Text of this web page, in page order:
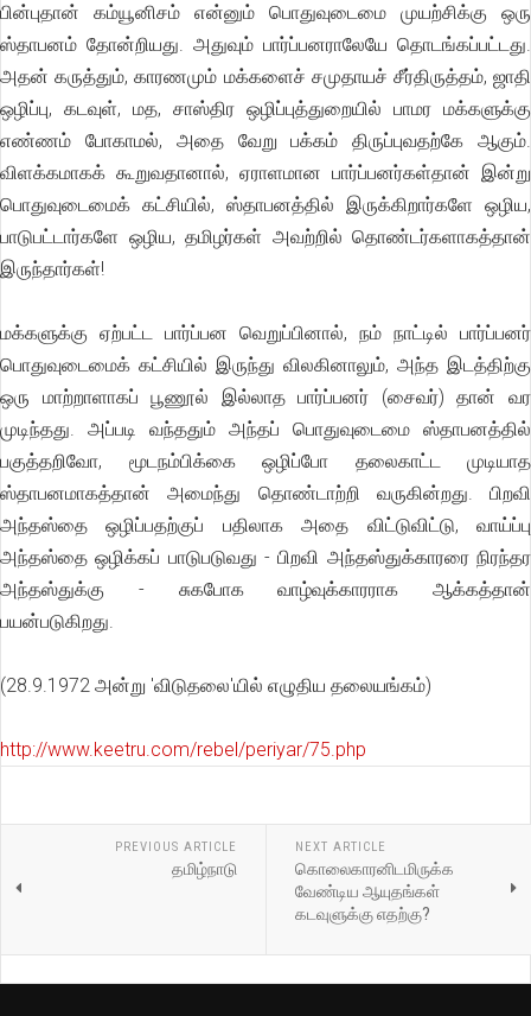
பின்புதான் கம்யூனிசம் என்னும் பொதுவுடைமை முயற்சிக்கு ஒரு
ஸ்தாபனம் தோன்றியது. அதுவும் பார்ப்பனராலேயே தொடங்கப்பட்டது.
அதன் கருத்தும், காரணமும் மக்களைச் சமுதாயச் சீர்திருத்தம், ஜாதி
ஒழிப்பு, கடவுள், மத, சாஸ்திர ஒழிப்புத்துறையில் பாமர மக்களுக்கு
எண்ணம் போகாமல், அதை வேறு பக்கம் திருப்புவதற்கே ஆகும்.
விளக்கமாகக் கூறுவதானால், ஏராளமான பார்ப்பனர்கள்தான் இன்று
பொதுவுடைமைக் கட்சியில், ஸ்தாபனத்தில் இருக்கிறார்களே ஒழிய,
பாடுபட்டார்களே ஒழிய, தமிழர்கள் அவற்றில் தொண்டர்களாகத்தான்
இருந்தார்கள்!
மக்களுக்கு ஏற்பட்ட பார்ப்பன வெறுப்பினால், நம் நாட்டில் பார்ப்பனர்
பொதுவுடைமைக் கட்சியில் இருந்து விலகினாலும், அந்த இடத்திற்கு
ஒரு மாற்றாளாகப் பூணூல் இல்லாத பார்ப்பனர் (சைவர்) தான் வர
முடிந்தது. அப்படி வந்ததும் அந்தப் பொதுவுடைமை ஸ்தாபனத்தில்
பகுத்தறிவோ, மூடநம்பிக்கை ஒழிப்போ தலைகாட்ட முடியாத
ஸ்தாபனமாகத்தான் அமைந்து தொண்டாற்றி வருகின்றது. பிறவி
அந்தஸ்தை ஒழிப்பதற்குப் பதிலாக அதை விட்டுவிட்டு, வாய்ப்பு
அந்தஸ்தை ஒழிக்கப் பாடுபடுவது - பிறவி அந்தஸ்துக்காரரை நிரந்தர
அந்தஸ்துக்கு - சுகபோக வாழ்வுக்காரராக ஆக்கத்தான்
பயன்படுகிறது.
(28.9.1972 அன்று 'விடுதலை'யில் எழுதிய தலையங்கம்)
http://www.keetru.com/rebel/periyar/75.php
PREVIOUS ARTICLE
தமிழ்நாடு
NEXT ARTICLE
கொலைகாரனிடமிருக்க
வேண்டிய ஆயுதங்கள்
கடவுளுக்கு எதற்கு?